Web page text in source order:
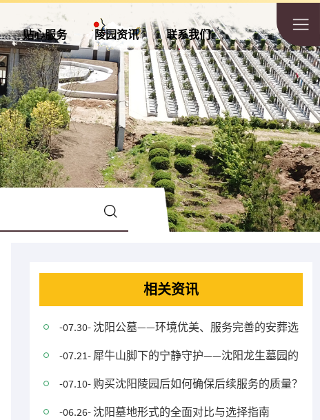
贴心服务 陵园资讯 联系我们
相关资讯
-07.30- 沈阳公墓——环境优美、服务完善的安葬选择
-07.21- 犀牛山脚下的宁静守护——沈阳龙生墓园的宁
-07.10- 购买沈阳陵园后如何确保后续服务的质量？
-06.26- 沈阳墓地形式的全面对比与选择指南